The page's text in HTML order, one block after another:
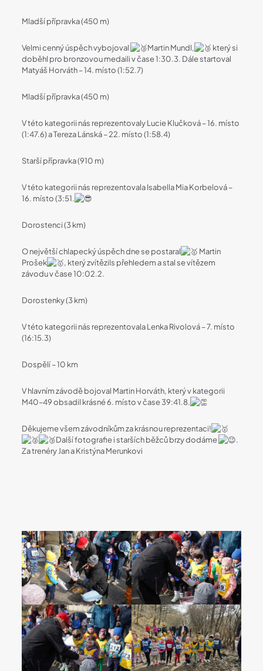
Mladší přípravka (450 m)
Velmi cenný úspěch vybojoval Martin Mundl,
který si
doběhl pro bronzovou medaili v čase 1:30.3. Dále startoval
Matyáš Horváth – 14. místo (1:52.7)
Mladší přípravka (450 m)
V této kategorii nás reprezentovaly Lucie Klučková – 16. místo
(1:47.6) a Tereza Lánská – 22. místo (1:58.4)
Starší přípravka (910 m)
V této kategorii nás reprezentovala Isabella Mia Korbelová –
16. místo (3:51.
Dorostenci (3 km)
O největší chlapecký úspěch dne se postaral
Martin
Prošek
, který zvítězils přehledem a stal se vítězem
závodu v čase 10:02.2.
Dorostenky (3 km)
V této kategorii nás reprezentovala Lenka Rivolová – 7. místo
(16:15.3)
Dospělí – 10 km
V hlavním závodě bojoval Martin Horváth, který v kategorii
M40–49 obsadil krásné 6. místo v čase 39:41.8.
Děkujeme všem závodníkům za krásnou reprezentaci!
Další fotografie i starších běžců brzy dodáme
.
Za trenéry Jan a Kristýna Merunkovi